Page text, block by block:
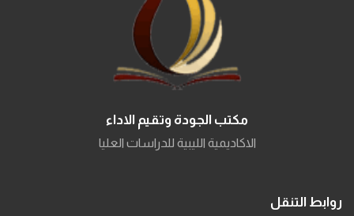
مكتب الجودة وتقيم الاداء
الاكاديمية الليبية للدراسات العليا
روابط التنقل